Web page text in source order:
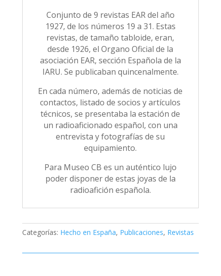
Conjunto de 9 revistas EAR del año
1927, de los números 19 a 31. Estas
revistas, de tamaño tabloide, eran,
desde 1926, el Organo Oficial de la
asociación EAR, sección Española de la
IARU. Se publicaban quincenalmente.
En cada número, además de noticias de
contactos, listado de socios y artículos
técnicos, se presentaba la estación de
un radioaficionado español, con una
entrevista y fotografías de su
equipamiento.
Para Museo CB es un auténtico lujo
poder disponer de estas joyas de la
radioafición española.
Categorías: Hecho en España, Publicaciones, Revistas